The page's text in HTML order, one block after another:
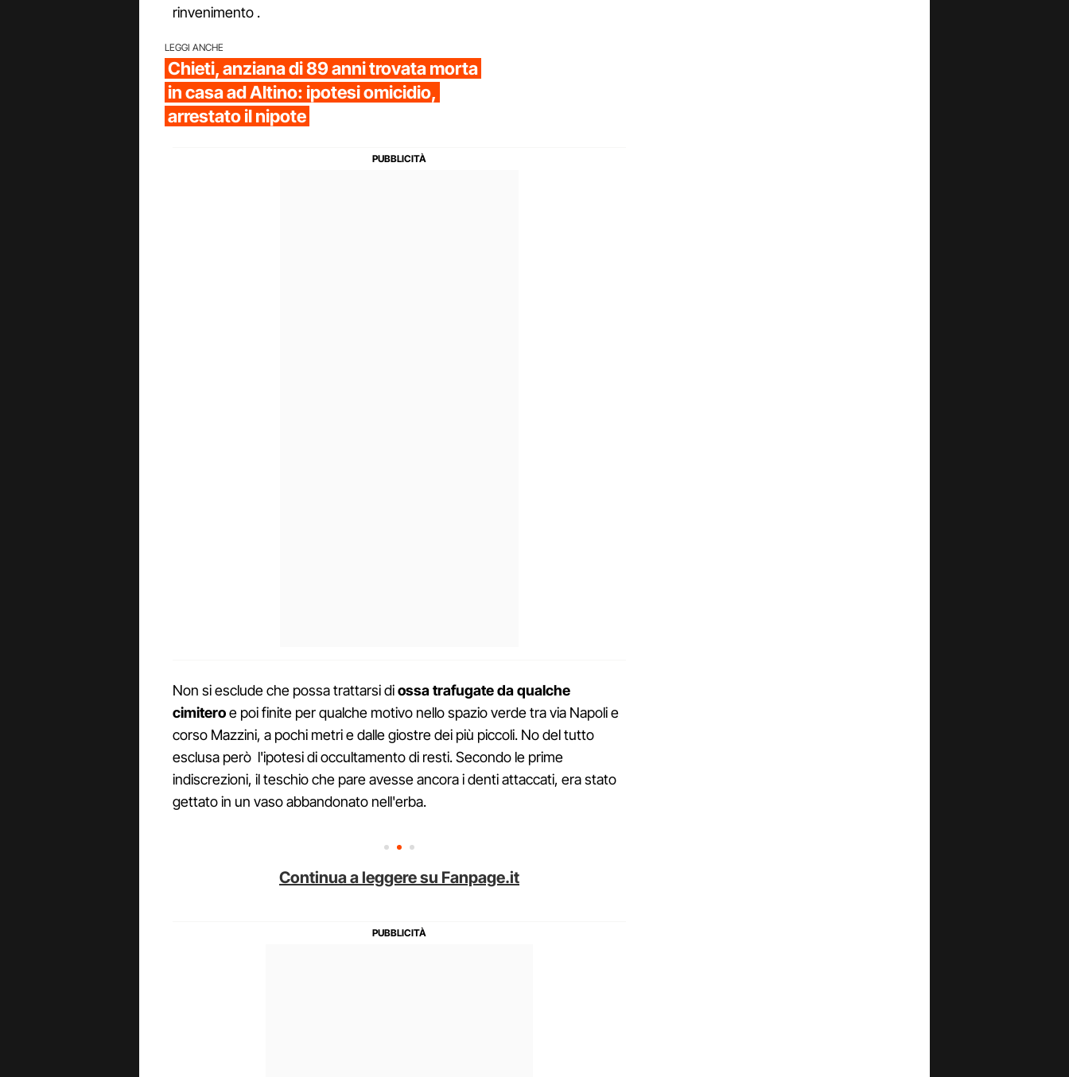
rinvenimento .
LEGGI ANCHE
Chieti, anziana di 89 anni trovata morta
in casa ad Altino: ipotesi omicidio,
arrestato il nipote
Non si esclude che possa trattarsi diossa trafugate da qualche
cimiteroe poi finite per qualche motivo nello spazio verde tra via Napoli e
corso Mazzini, a pochi metri e dalle giostre dei più piccoli. No del tutto
esclusa però l'ipotesi di occultamento di resti. Secondo le prime
indiscrezioni, il teschio che pare avesse ancora i denti attaccati, era stato
gettato in un vaso abbandonato nell'erba.
Continua a leggere su Fanpage.it